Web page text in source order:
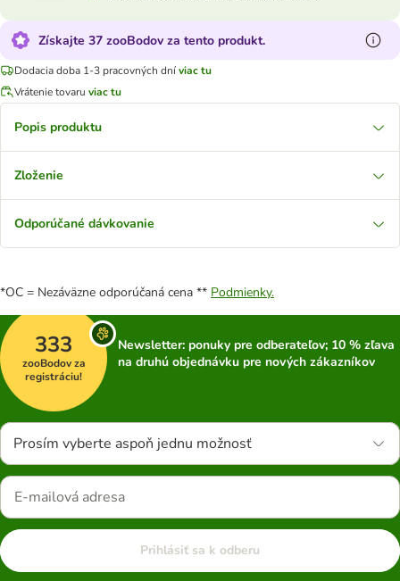
Získajte 37 zooBodov za tento produkt.
Dodacia doba 1-3 pracovných dníviac tu
Vrátenie tovaru viac tu
Popis produktu
Zloženie
Odporúčané dávkovanie
*OC = Nezáväzne odporúčaná cena ** Podmienky.
333
zooBodov za
registráciu!
Newsletter: ponuky pre odberateľov; 10 % zľava
na druhú objednávku pre nových zákazníkov
Prosím vyberte aspoň jednu možnosť
Prihlásiť sa k odberu